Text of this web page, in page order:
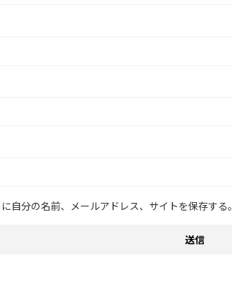
自分の名前、メールアドレス、サイトを保存する。